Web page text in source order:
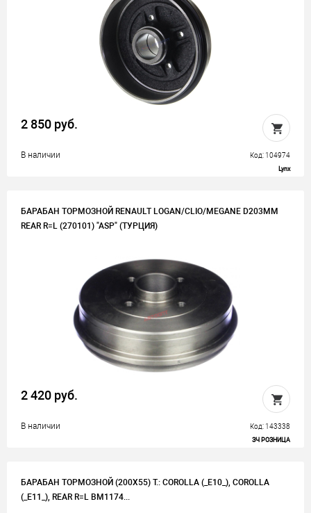
2 850 руб.
В наличии Код: 104974
Lynx
БАРАБАН ТОРМОЗНОЙ RENAULT LOGAN/CLIO/MEGANE D203MM
REAR R=L (270101) "ASP" (ТУРЦИЯ)
2 420 руб.
В наличии Код: 143338
ЗЧ РОЗНИЦА
БАРАБАН ТОРМОЗНОЙ (200X55) T.: COROLLA (_E10_), COROLLA
(_E11_), REAR R=L BM1174...